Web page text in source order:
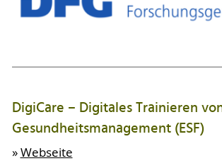
DigiCare – Digitales Trainieren
Gesundheitsmanagement (ESF)
»Webseite